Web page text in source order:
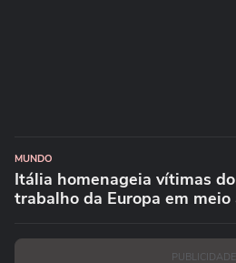
MUNDO
Itália homenageia vítimas
trabalho da Europa em
PUBLICIDADE